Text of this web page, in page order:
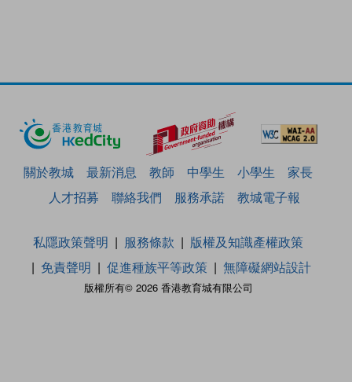
關於教城 最新消息 教師 中學生 小學生
家長
人才招募
聯絡我們 服務承諾 教城電子報
版權所有© 2026 香港教育城有限公司
私隱政策聲明 服務條款
版權及知識產權政策
免責聲明
促進種族平等政策 無障礙網站設計